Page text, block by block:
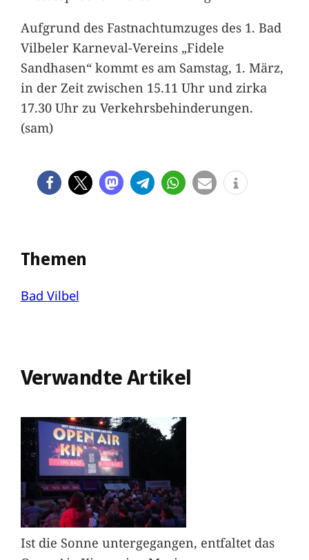
Aufgrund des Fastnachtumzuges des 1. Bad
Vilbeler Karneval-Vereins „Fidele
Sandhasen“ kommt es am Samstag, 1. März,
in der Zeit zwischen 15.11 Uhr und zirka
17.30 Uhr zu Verkehrsbehinderungen.
(sam)
Themen
Bad Vilbel
Verwandte Artikel
Ist die Sonne untergegangen, entfaltet das